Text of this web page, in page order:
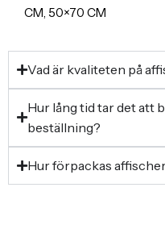
CM, 50×70 CM
Vad är kvaliteten på
Hur lång tid tar det att
beställning?
Hur förpackas